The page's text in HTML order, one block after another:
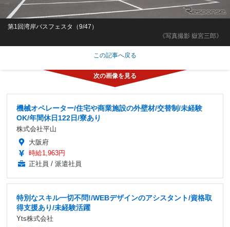
《写真撮影 嶽宮三郎》
第1回湾岸バスフェスタ（9/47）
この記事へ戻る
機械オペレーター/住宅や商業施設の外壁材/交替制/未経験
OK/年間休日122日/寮あり
株式会社平山
大阪府
時給1,963円
正社員 / 派遣社員
特別なスキル一切不問!/WEBデザインのアシスタント/資格取
得支援あり/未経験活躍
Yts株式会社